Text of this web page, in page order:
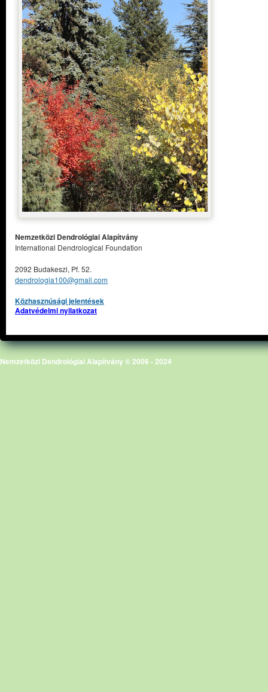
Nemzetközi Dendrológiai Alapítvány
International Dendrological Foundation
2092 Budakeszi, Pf. 52.
dendrologia100@gmail.com
Közhasznúsági jelentések
Adatvédelmi nyilatkozat
Nemzetközi Dendrológiai Alapítvány © 2006 - 2024